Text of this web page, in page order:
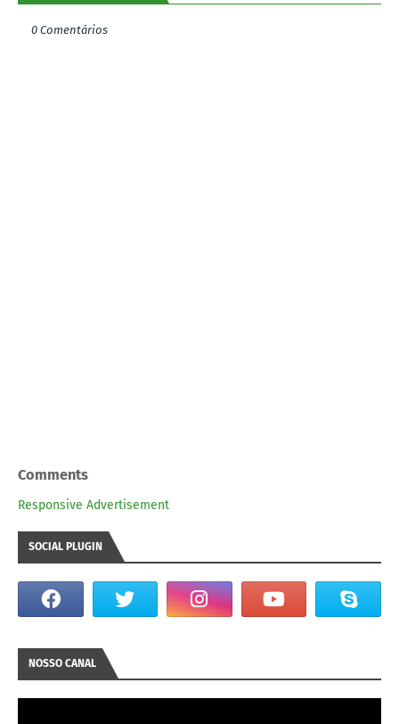
0 Comentários
Comments
Responsive Advertisement
SOCIAL PLUGIN
NOSSO CANAL